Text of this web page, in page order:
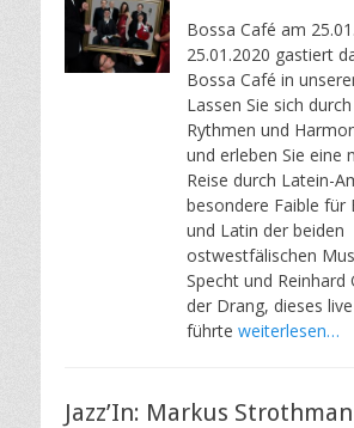
Bossa Café am
25.01.2020 gastiert
Bossa Café in
Lassen Sie sich
Rythmen und
und erleben Sie eine
Reise durch Latein-
besondere Faible für
und Latin der beiden
ostwestfälischen
Specht und Reinhard
der Drang, dieses
führte weiterlesen…
Jazz’In: Markus